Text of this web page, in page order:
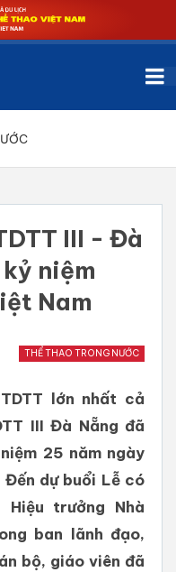
III - Đà
niệm
Nam
THỂ THAO TRONG NƯỚC
lớn nhất cả
III Đà Nẵng đã
25 năm ngày
Đến dự buổi Lễ có
trưởng Nhà
ban lãnh đạo,
bộ, giáo viên đã